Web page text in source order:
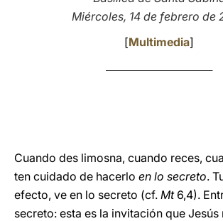
Miércoles, 14 de febrero de
[Multimedia]
Cuando des limosna, cuando reces,
ten cuidado de hacerlo en lo secreto.
efecto, ve en lo secreto (cf. Mt 6,4).
secreto: esta es la invitación que Jesús